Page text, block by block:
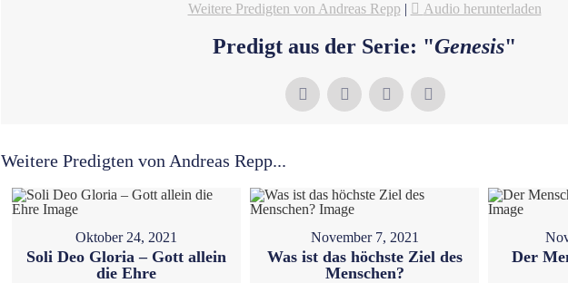
Weitere Predigten von Andreas Repp | Audio herunterladen
Predigt aus der Serie: "Genesis"
Weitere Predigten von Andreas Repp...
Oktober 24, 2021
Soli Deo Gloria – Gott allein
die Ehre
November 7, 2021
Was ist das höchste Ziel des
Menschen?
Der